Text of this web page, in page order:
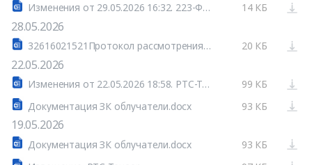
Изменения от 29.05.2026 16:32. 223-ФЗ ЕИС
14 КБ
28.05.2026
32616021521Протокол рассмотрения заявок на участие в ЗК 2 или более рассматривается 1 или более допущено (системный) (53).docx 20 КБ
22.05.2026
Изменения от 22.05.2026 18:58. РТС-Тендер
99 КБ
Документация ЗК облучатели.docx
93 КБ
19.05.2026
Документация ЗК облучатели.docx
93 КБ